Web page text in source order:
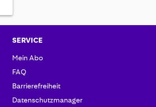
SERVICE
Mein Abo
FAQ
Barrierefreiheit
Datenschutzmanager